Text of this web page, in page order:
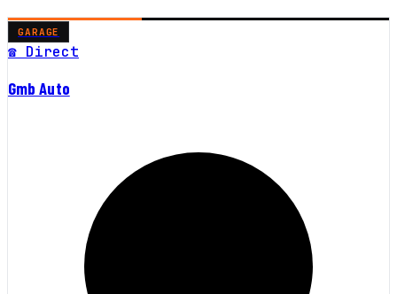
GARAGE
☎ Direct
Gmb Auto